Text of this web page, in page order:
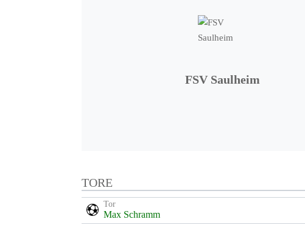
FSV Saulheim
TORE
Tor
Max Schramm